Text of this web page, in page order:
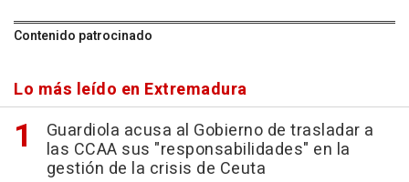
Contenido patrocinado
Lo más leído en Extremadura
Guardiola acusa al Gobierno de trasladar a
las CCAA sus "responsabilidades" en la
gestión de la crisis de Ceuta